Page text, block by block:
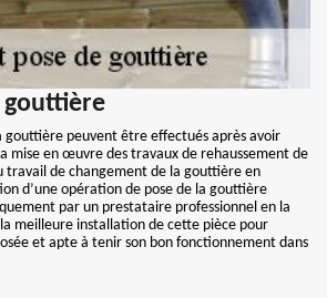
gouttière
gouttière peuvent être effectués après avoir
mise en œuvre des travaux de rehaussement de
travail de changement de la gouttière en
d’une opération de pose de la gouttière
par un prestataire professionnel en la
meilleure installation de cette pièce pour
et apte à tenir son bon fonctionnement dans